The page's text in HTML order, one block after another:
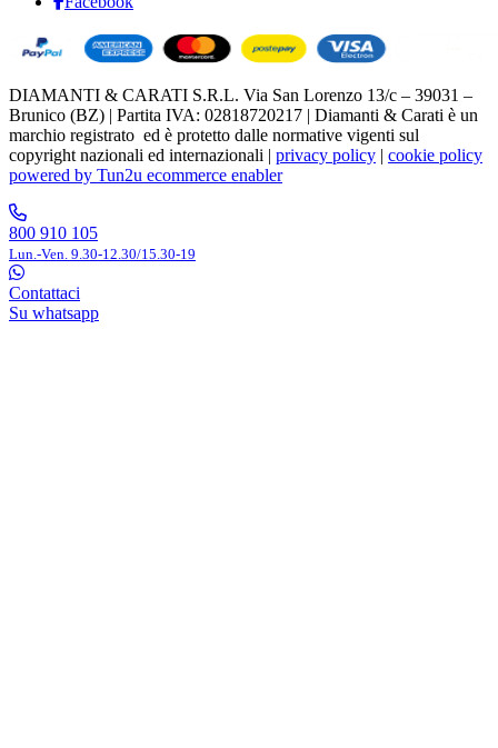
DIAMANTI & CARATI S.R.L. Via San Lorenzo 13/c – 39031 –
Brunico (BZ) | Partita IVA: 02818720217 | Diamanti & Carati è un
marchio registrato ed è protetto dalle normative vigenti sul
copyright nazionali ed internazionali | privacy policy | cookie policy
powered by Tun2u ecommerce enabler
800 910 105
Lun.-Ven. 9.30-12.30/15.30-19
Contattaci
Su whatsapp